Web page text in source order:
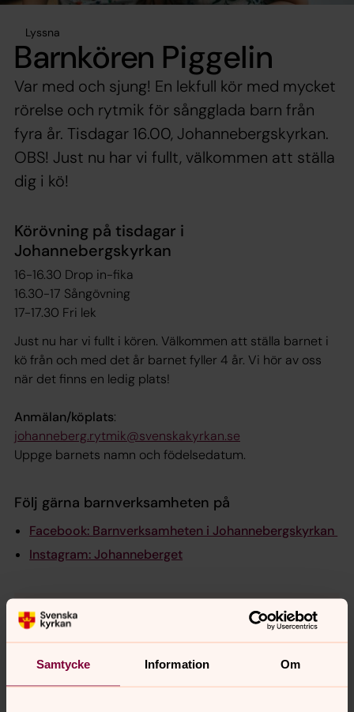
Samtycke Information Om
Lyssna
Barnkören Piggelin
Var med och sjung! En lekfull kör med mycket
rörelse och rytmik för sångglada barn från
fyra år. Tisdagar 16.00, Johannebergskyrkan.
OBS! Just nu har vi fullt, välkommen att ställa
dig i kö!
Körövning på tisdagar i
Johannebergskyrkan
16-16.30 Drop in-fika
16.30-17 Sångövning
17-17.30 Fri lek
Just nu har vi fullt i kören. Välkommen att ställa barnet i
kö från och med det år barnet fyller 4 år. Vi hör av oss
när det finns en ledig plats!
Anmälan/köplats:
johanneberg.rytmik@svenskakyrkan.se
Uppge barnets namn och födelsedatum.
Följ gärna barnverksamheten på
Facebook: Barnverksamheten i Johannebergskyrkan
Instagram: Johanneberget
Vill du veta mer? Kontakta oss